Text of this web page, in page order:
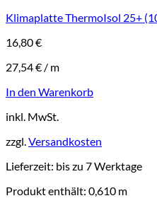
Klimaplatte ThermoIsol 25+
16,80€
27,54€ / m
In den Warenkorb
inkl. MwSt.
zzgl. Versandkosten
Lieferzeit: bis zu 7 Werktage
Produkt enthält: 0,610 m